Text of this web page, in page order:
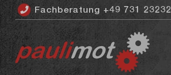
springen
Fachberatung +49 731 23232